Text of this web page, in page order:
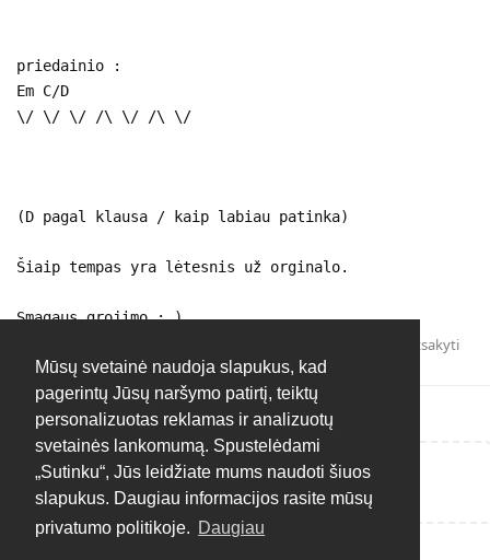
Mūsų svetainė naudoja slapukus, kad
pagerintų Jūsų naršymo patirtį, teiktų
personalizuotas reklamas ir analizuotų
svetainės lankomumą. Spustelėdami
„Sutinku“, Jūs leidžiate mums naudoti šiuos
slapukus. Daugiau informacijos rasite mūsų
privatumo politikoje. Daugiau
priedainio :
Em C/D
\/ \/ \/ /\ \/ /\ \/
(D pagal klausa / kaip labiau patinka)
Šiaip tempas yra lėtesnis už orginalo.
Smagaus grojimo ; )
Atsakyti
Rašyti atsakymą...